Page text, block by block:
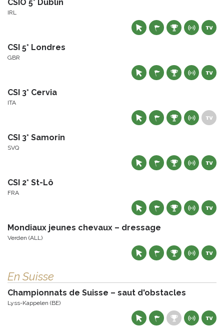
CSIO 5* Dublin
IRL
CSI 5* Londres
GBR
CSI 3* Cervia
ITA
CSI 3* Samorin
SVQ
CSI 2* St-Lô
FRA
Mondiaux jeunes chevaux – dressage
Verden (ALL)
En Suisse
Championnats de Suisse – saut d'obstacles
Lyss-Kappelen (BE)